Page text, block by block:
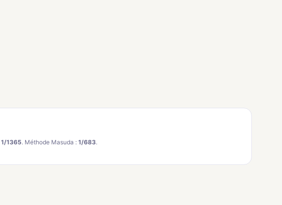
1/1365. Méthode Masuda : 1/683.